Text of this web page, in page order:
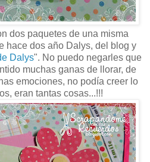
dos paquetes de una misma
hace dos año Dalys, del blog y
Dalys". No puedo negarles que
muchas ganas de llorar, de
emociones, no podía creer lo
eran tantas cosas...!!!